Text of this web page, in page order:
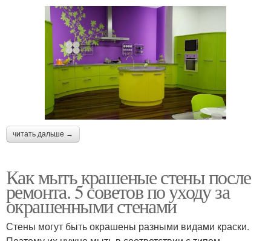
читать дальше →
Как мыть крашеные стены после
ремонта. 5 советов по уходу за
окрашенными стенами
Стены могут быть окрашены разными видами краски.